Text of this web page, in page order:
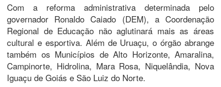
Com a reforma administrativa determinada pelo
governador Ronaldo Caiado (DEM), a Coordenação
Regional de Educação não aglutinará mais as áreas
cultural e esportiva. Além de Uruaçu, o órgão abrange
também os Municípios de Alto Horizonte, Amaralina,
Campinorte, Hidrolina, Mara Rosa, Niquelândia, Nova
Iguaçu de Goiás e São Luiz do Norte.